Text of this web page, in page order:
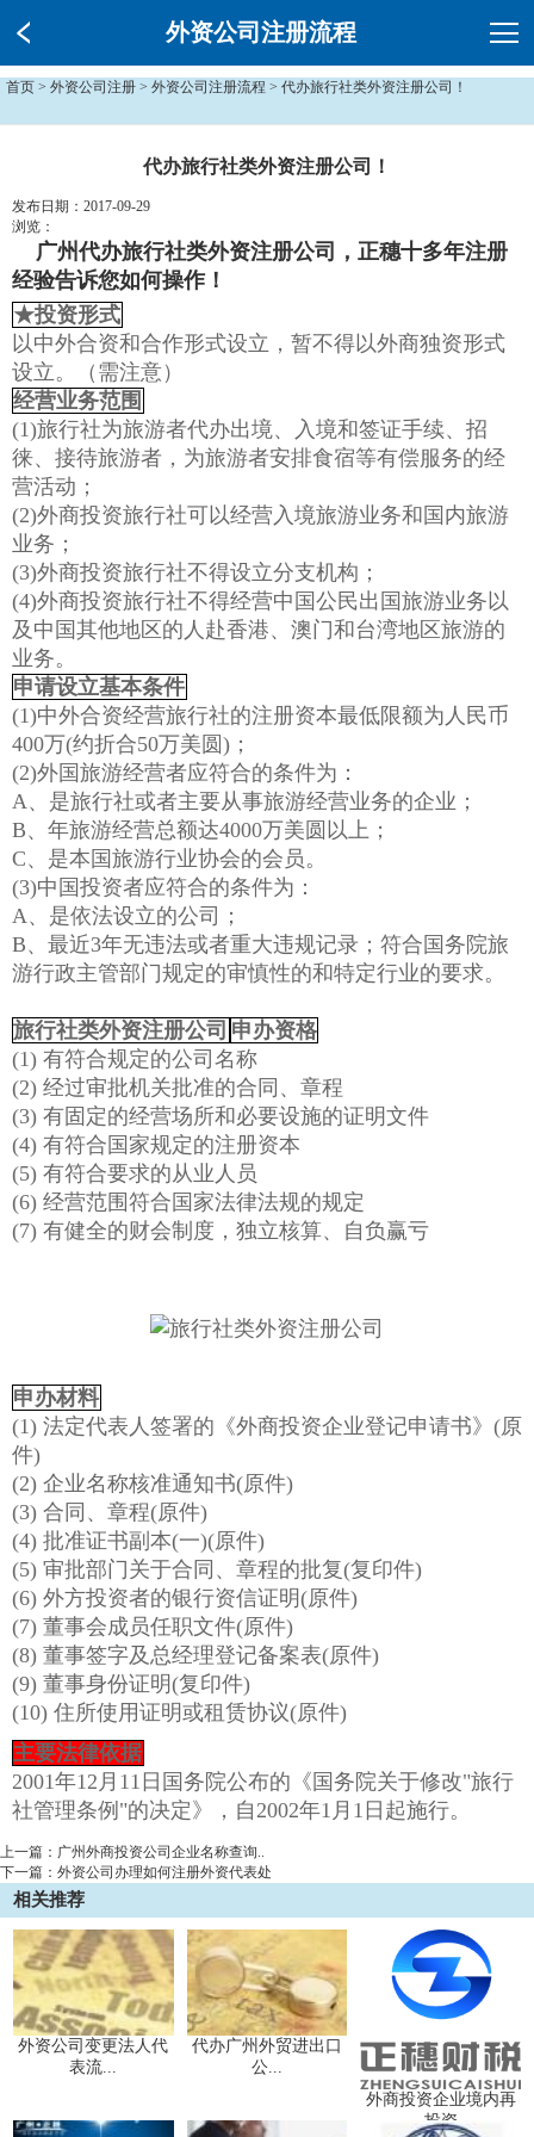
外资公司注册流程
首页 > 外资公司注册 > 外资公司注册流程 > 代办旅行社类外资注册公司！
代办旅行社类外资注册公司！
发布日期：2017-09-29
浏览：
广州代办旅行社类外资注册公司
，正穗十多年注册
经验告诉您如何操作！
★投资形式
以中外合资和合作形式设立，暂不得以外商独资形式
设立。（需注意）
经营业务范围
(1)旅行社为旅游者代办出境、入境和签证手续、招
徕、接待旅游者，为旅游者安排食宿等有偿服务的经
营活动；
(2)外商投资旅行社可以经营入境旅游业务和国内旅游
业务；
(3)外商投资旅行社不得设立分支机构；
(4)外商投资旅行社不得经营中国公民出国旅游业务以
及中国其他地区的人赴香港、澳门和台湾地区旅游的
业务。
申请设立基本条件
(1)中外合资经营旅行社的注册资本最低限额为人民币
400万(约折合50万美圆)；
(2)外国旅游经营者应符合的条件为：
A、是旅行社或者主要从事旅游经营业务的企业；
B、年旅游经营总额达4000万美圆以上；
C、是本国旅游行业协会的会员。
(3)中国投资者应符合的条件为：
A、是依法设立的公司；
B、最近3年无违法或者重大违规记录；符合国务院旅
游行政主管部门规定的审慎性的和特定行业的要求。
旅行社类外资注册公司 申办资格
(1) 有符合规定的公司名称
(2) 经过审批机关批准的合同、章程
(3) 有固定的经营场所和必要设施的证明文件
(4) 有符合国家规定的注册资本
(5) 有符合要求的从业人员
(6) 经营范围符合国家法律法规的规定
(7) 有健全的财会制度，独立核算、自负赢亏
申办材料
(1) 法定代表人签署的《外商投资企业登记申请书》(原
件)
(2) 企业名称核准通知书(原件)
(3) 合同、章程(原件)
(4) 批准证书副本(一)(原件)
(5) 审批部门关于合同、章程的批复(复印件)
(6) 外方投资者的银行资信证明(原件)
(7) 董事会成员任职文件(原件)
(8) 董事签字及总经理登记备案表(原件)
(9) 董事身份证明(复印件)
(10) 住所使用证明或租赁协议(原件)
主要法律依据
2001年12月11日国务院公布的《国务院关于修改"旅行
社管理条例"的决定》，自2002年1月1日起施行。
上一篇： 广州外商投资公司企业名称查询..
下一篇： 外资公司办理如何注册外资代表处
相关推荐
外资公司变更法人代
表流...
代办广州外贸进出口
公...
外商投资企业境内再
投资